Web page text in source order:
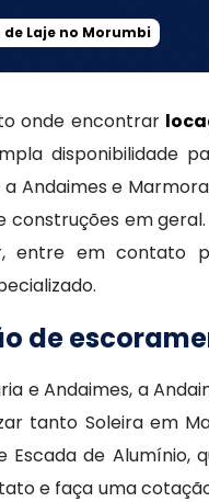
Laje no Morumbi
onde encontrar
disponibilidade
Andaimes e
em
entre em contato
de
e Andaimes, a
tanto Soleira em
Escada de
e faça uma